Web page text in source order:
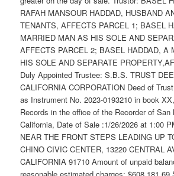
RAFAH MANSOUR HADDAD, HUSBAND
TENANTS, AFFECTS PARCEL 1; BASEL
MARRIED MAN AS HIS SOLE AND
AFFECTS PARCEL 2; BASEL HADDAD, A
HIS SOLE AND SEPARATE
Duly Appointed Trustee: S.B.S. TRUST
CALIFORNIA CORPORATION Deed of
as Instrument No. 2023-0193210 in book
Records in the office of the Recorder of San
California, Date of Sale :1/26/2026 at 1:00
NEAR THE FRONT STEPS LEADING UP
CHINO CIVIC CENTER, 13220 CENTRAL
CALIFORNIA 91710 Amount of unpaid